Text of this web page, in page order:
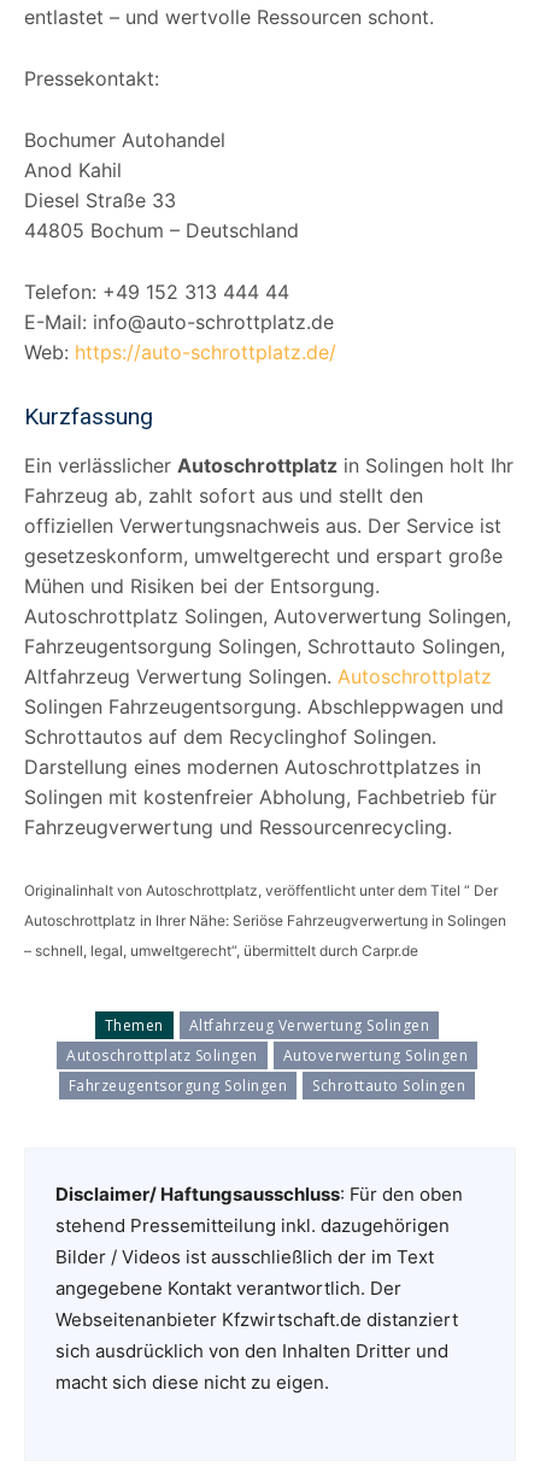
entlastet – und wertvolle Ressourcen schont.
Pressekontakt:
Bochumer Autohandel
Anod Kahil
Diesel Straße 33
44805 Bochum – Deutschland
Telefon: +49 152 313 444 44
E-Mail: info@auto-schrottplatz.de
Web: https://auto-schrottplatz.de/
Kurzfassung
Ein verlässlicher Autoschrottplatz in Solingen holt Ihr
Fahrzeug ab, zahlt sofort aus und stellt den
offiziellen Verwertungsnachweis aus. Der Service ist
gesetzeskonform, umweltgerecht und erspart große
Mühen und Risiken bei der Entsorgung.
Autoschrottplatz Solingen, Autoverwertung Solingen,
Fahrzeugentsorgung Solingen, Schrottauto Solingen,
Altfahrzeug Verwertung Solingen. Autoschrottplatz
Solingen Fahrzeugentsorgung. Abschleppwagen und
Schrottautos auf dem Recyclinghof Solingen.
Darstellung eines modernen Autoschrottplatzes in
Solingen mit kostenfreier Abholung, Fachbetrieb für
Fahrzeugverwertung und Ressourcenrecycling.
Originalinhalt von Autoschrottplatz, veröffentlicht unter dem Titel “ Der
Autoschrottplatz in Ihrer Nähe: Seriöse Fahrzeugverwertung in Solingen
– schnell, legal, umweltgerecht“, übermittelt durch Carpr.de
Themen
Altfahrzeug Verwertung Solingen
Autoschrottplatz Solingen
Autoverwertung Solingen
Fahrzeugentsorgung Solingen
Schrottauto Solingen
Disclaimer/ Haftungsausschluss: Für den oben
stehend Pressemitteilung inkl. dazugehörigen
Bilder / Videos ist ausschließlich der im Text
angegebene Kontakt verantwortlich. Der
Webseitenanbieter Kfzwirtschaft.de distanziert
sich ausdrücklich von den Inhalten Dritter und
macht sich diese nicht zu eigen.